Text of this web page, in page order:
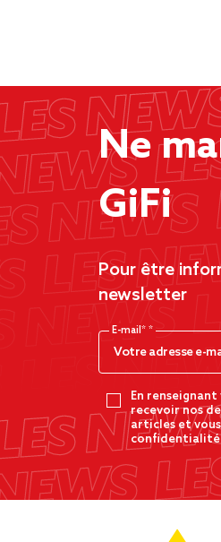
Ne
GiFi
Pour être
newsletter
E-mail*
En
recevoir nos
articles et